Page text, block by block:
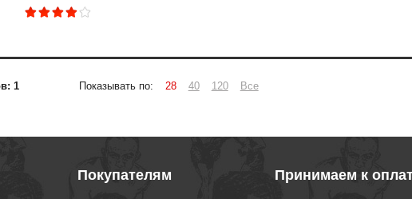
1 Показывать по: 28 40 120 Все
Покупателям Принимаем к